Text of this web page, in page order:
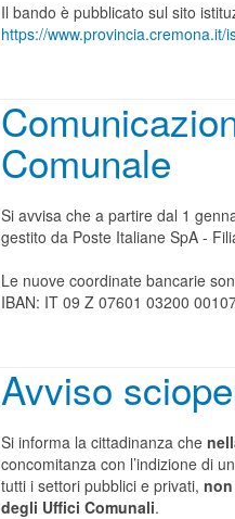
Il bando è pubblicato sul sito
https://www.provincia.cremona.it/
Comunale
Si avvisa che a partire dal 1
gestito da Poste Italiane SpA -
Le nuove coordinate bancarie
IBAN: IT 09 Z 07601 03200
Avviso
Si informa la cittadinanza che
concomitanza con l’indizione di
tutti i settori pubblici e privati,
degli Uffici Comunali.